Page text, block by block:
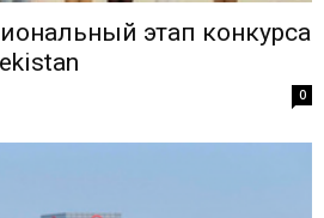
этап конкурса
0